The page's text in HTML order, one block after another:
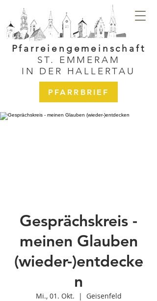
Pfarreiengemeinschaft
ST. EMMERAM
IN DER HALLERTAU
PFARRBRIEF
Gesprächskreis -
meinen Glauben
(wieder-)entdecke
n
Mi., 01. Okt.
  |
Geisenfeld